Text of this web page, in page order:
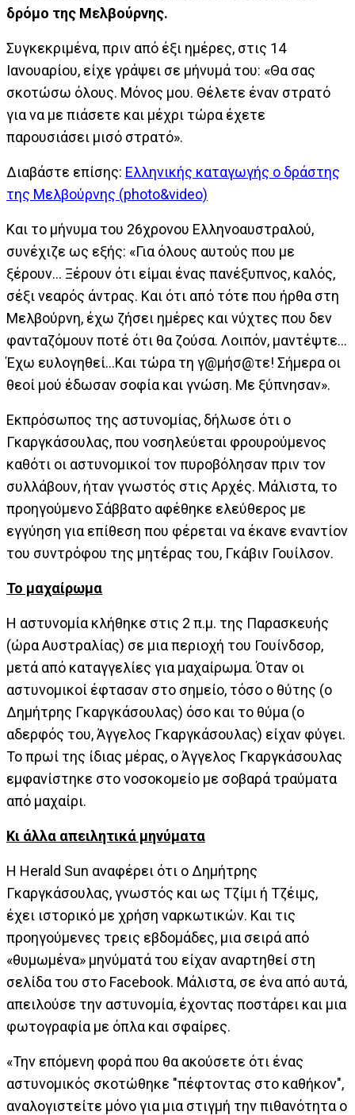
δρόμο της Μελβούρνης.
Συγκεκριμένα, πριν από έξι ημέρες, στις 14
Ιανουαρίου, είχε γράψει σε μήνυμά του: «Θα σας
σκοτώσω όλους. Mόνος μου. Θέλετε έναν στρατό
για να με πιάσετε και μέχρι τώρα έχετε
παρουσιάσει μισό στρατό».
Διαβάστε επίσης: Ελληνικής καταγωγής ο δράστης
της Μελβούρνης (photo&video)
Και το μήνυμα του 26χρονου Ελληνοαυστραλού,
συνέχιζε ως εξής: «Για όλους αυτούς που με
ξέρουν... Ξέρουν ότι είμαι ένας πανέξυπνος, καλός,
σέξι νεαρός άντρας. Και ότι από τότε που ήρθα στη
Μελβούρνη, έχω ζήσει ημέρες και νύχτες που δεν
φανταζόμουν ποτέ ότι θα ζούσα. Λοιπόν, μαντέψτε...
Έχω ευλογηθεί...Και τώρα τη γ@μήσ@τε! Σήμερα οι
θεοί μού έδωσαν σοφία και γνώση. Με ξύπνησαν».
Εκπρόσωπος της αστυνομίας, δήλωσε ότι ο
Γκαργκάσουλας, που νοσηλεύεται φρουρούμενος
καθότι οι αστυνομικοί τον πυροβόλησαν πριν τον
συλλάβουν, ήταν γνωστός στις Αρχές. Μάλιστα, το
προηγούμενο Σάββατο αφέθηκε ελεύθερος με
εγγύηση για επίθεση που φέρεται να έκανε εναντίον
του συντρόφου της μητέρας του, Γκάβιν Γουίλσον.
Το μαχαίρωμα
Η αστυνομία κλήθηκε στις 2 π.μ. της Παρασκευής
(ώρα Αυστραλίας) σε μια περιοχή του Γουίνδσορ,
μετά από καταγγελίες για μαχαίρωμα. Όταν οι
αστυνομικοί έφτασαν στο σημείο, τόσο ο θύτης (ο
Δημήτρης Γκαργκάσουλας) όσο και το θύμα (ο
αδερφός του, Άγγελος Γκαργκάσουλας) είχαν φύγει.
Το πρωί της ίδιας μέρας, ο Άγγελος Γκαργκάσουλας
εμφανίστηκε στο νοσοκομείο με σοβαρά τραύματα
από μαχαίρι.
Κι άλλα απειλητικά μηνύματα
Η Herald Sun αναφέρει ότι ο Δημήτρης
Γκαργκάσουλας, γνωστός και ως Τζίμι ή Τζέιμς,
έχει ιστορικό με χρήση ναρκωτικών. Και τις
προηγούμενες τρεις εβδομάδες, μια σειρά από
«θυμωμένα» μηνύματά του είχαν αναρτηθεί στη
σελίδα του στο Facebook. Μάλιστα, σε ένα από αυτά,
απειλούσε την αστυνομία, έχοντας ποστάρει και μια
φωτογραφία με όπλα και σφαίρες.
«Την επόμενη φορά που θα ακούσετε ότι ένας
αστυνομικός σκοτώθηκε "πέφτοντας στο καθήκον",
αναλογιστείτε μόνο για μια στιγμή την πιθανότητα ο